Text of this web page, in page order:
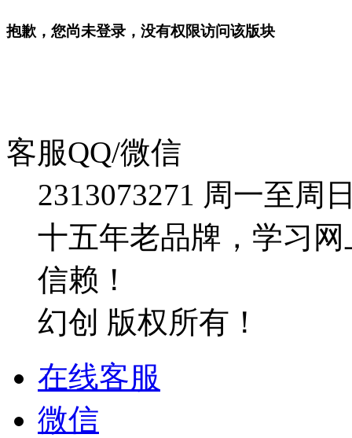
抱歉，您尚未登录，没有权限访问该版块
客服QQ/微信
2313073271 周一至周
十五年老品牌，学习
信赖！
幻创 版权所有！
在线客服
微信